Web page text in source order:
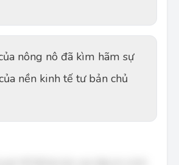
nông nô đã kìm hãm sự
nền kinh tế tư bản chủ